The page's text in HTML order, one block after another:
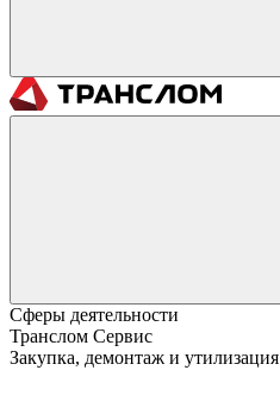
Сферы деятельности
Транслом Сервис
Закупка, демонтаж и утилизация